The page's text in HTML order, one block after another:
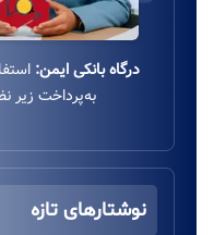
درگاه بانکی ایمن:
به‌پرداخت زیر
نوشتارهای تازه